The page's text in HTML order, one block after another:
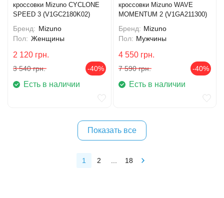
кроссовки Mizuno CYCLONE
SPEED 3 (V1GC2180K02)
Бренд: Mizuno
Пол: Женщины
2 120 грн.
3 540 грн. -40%
Есть в наличии
кроссовки Mizuno WAVE
MOMENTUM 2 (V1GA211300)
Бренд: Mizuno
Пол: Мужчины
4 550 грн.
7 590 грн. -40%
Есть в наличии
Показать все
1 2 18